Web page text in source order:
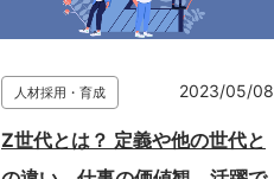
人材採用・育成 2023/05/08
Z世代とは？ 定義や他の世代と